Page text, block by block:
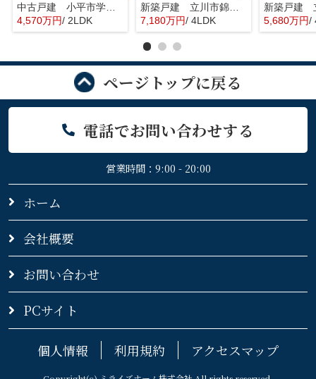
中古戸建 小平市学園東町 全1棟
4,570万円/ 2LDK
新築戸建 立川市錦町 全2棟
7,180万円/ 4LDK 5,680万円/
ページトップに戻る
電話でお問い合わせする
営業時間：9:00 - 20:00
ホーム
会社概要
お問い合わせ
PCサイト
個人情報 利用規約 アクセスマップ